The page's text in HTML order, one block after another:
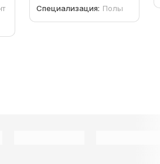
Специализация: Полы